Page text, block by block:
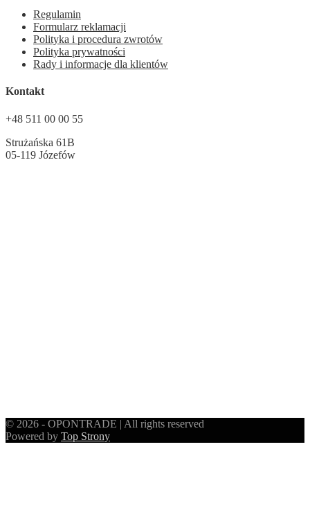
Regulamin
Formularz reklamacji
Polityka i procedura zwrotów
Polityka prywatności
Rady i informacje dla klientów
Kontakt
+48 511 00 00 55
Strużańska 61B
05-119 Józefów
© 2026 - OPONTRADE | All rights reserved
Powered by Top Strony